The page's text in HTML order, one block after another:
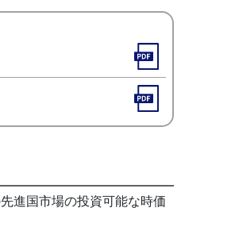
進国市場の投資可能な時価